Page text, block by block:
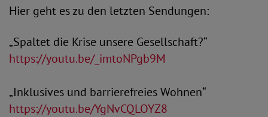
Hier geht es zu den letzten Sendungen:
„Spaltet die Krise unsere Gesellschaft?“
https://youtu.be/_imtoNPgb9M
„Inklusives und barrierefreies Wohnen“
https://youtu.be/YgNvCQLOYZ8